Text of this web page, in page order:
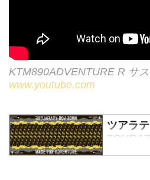
KTM890ADVENTURE R サ
www.youtube.com
ツアラ
TOP